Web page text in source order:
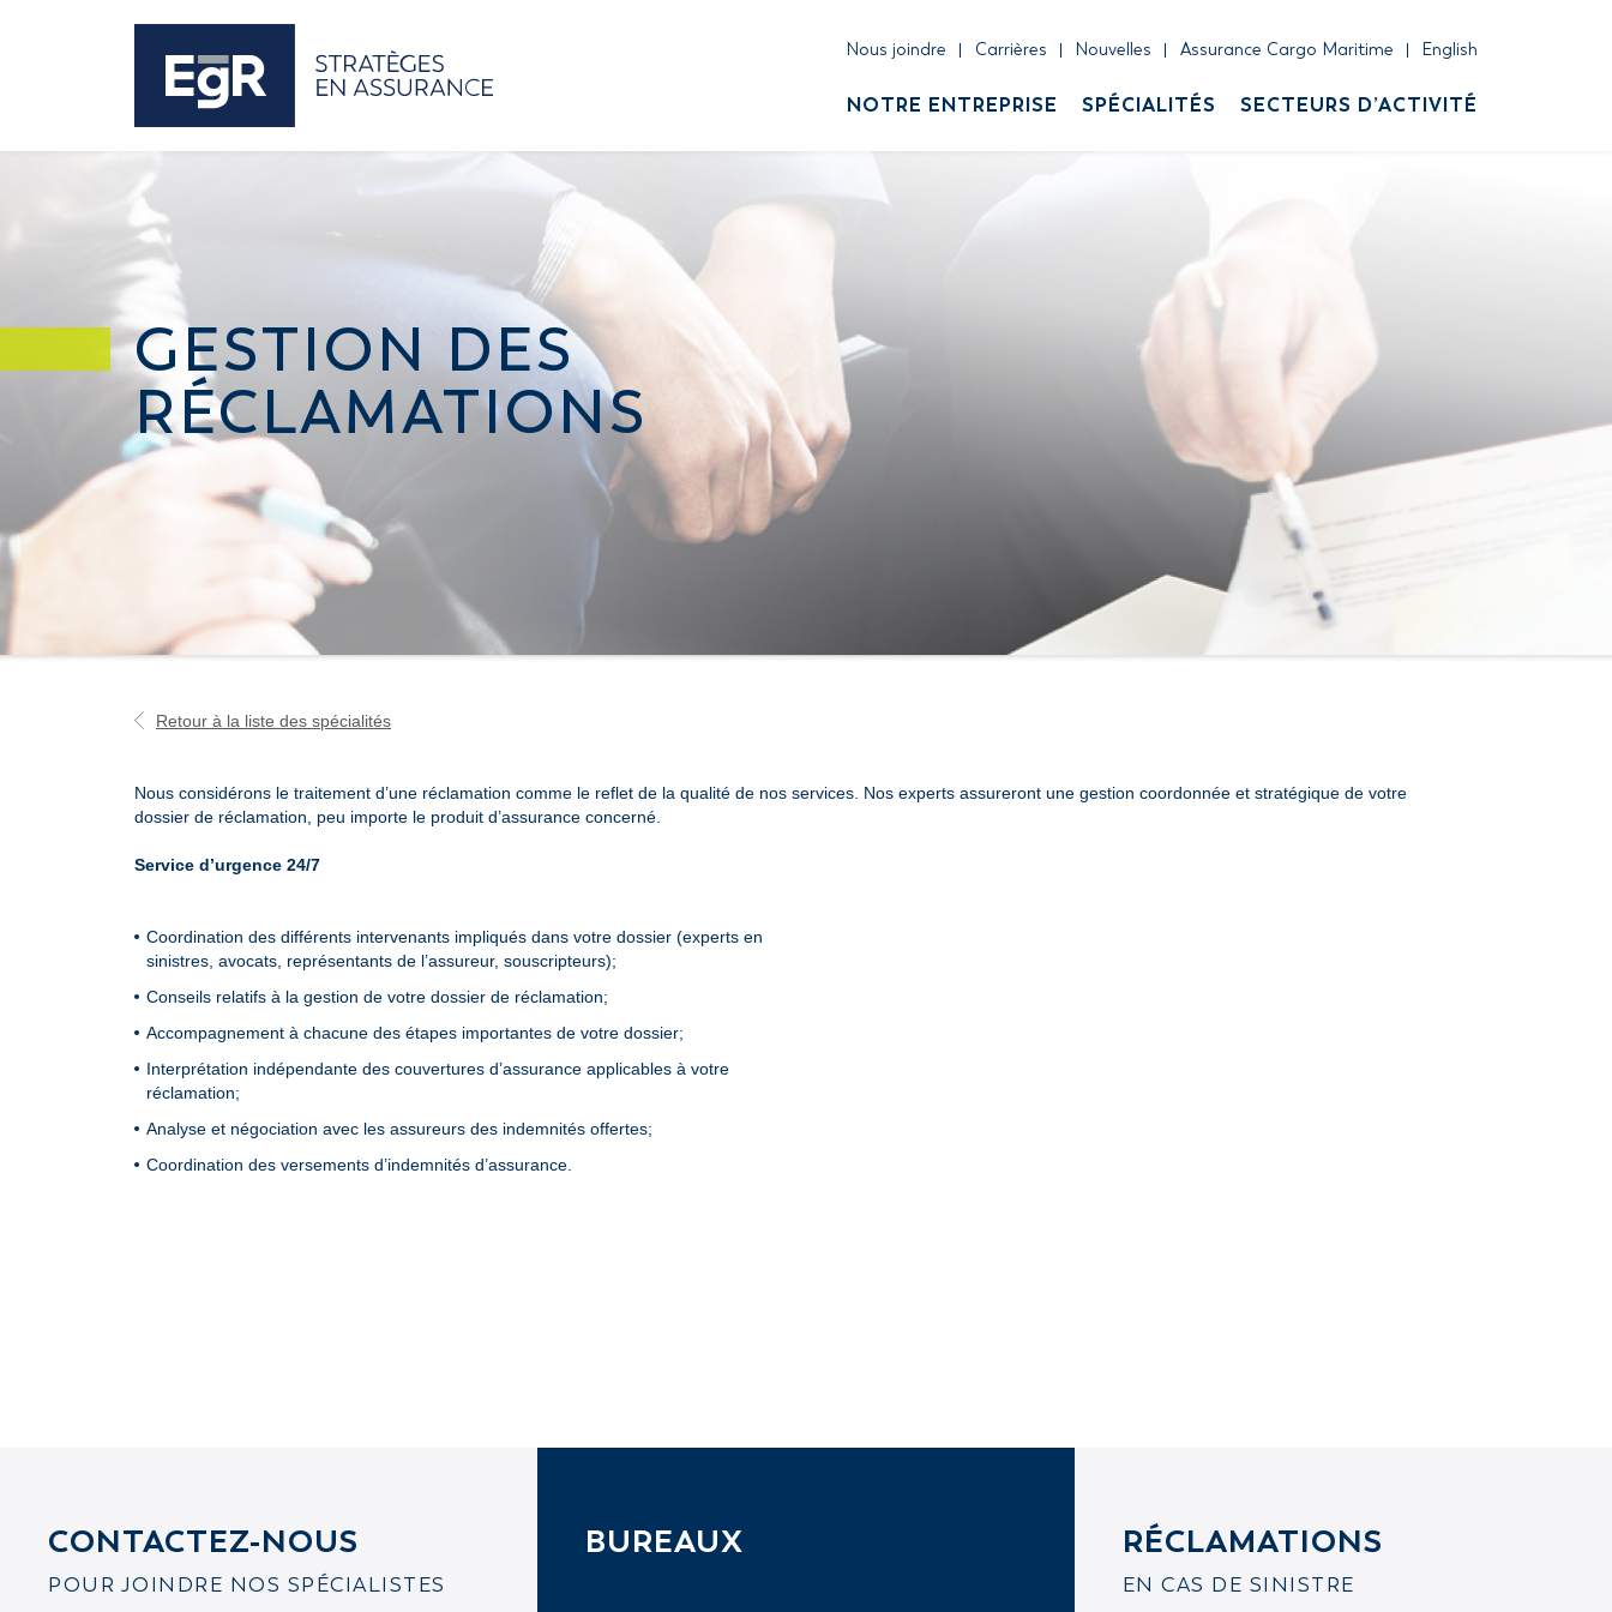
NOTRE ENTREPRISE SPÉCIALITÉS SECTEURS D’ACTIVITÉ
Nous joindre Carrières Nouvelles Assurance Cargo Maritime English
GESTION DES
RÉCLAMATIONS
Retour à la liste des spécialités
Nous considérons le traitement d’une réclamation comme le reflet de la qualité de nos services. Nos experts assureront une gestion coordonnée et stratégique de votre
dossier de réclamation, peu importe le produit d’assurance concerné.
Service d’urgence 24/7
Coordination des différents intervenants impliqués dans votre dossier (experts en
sinistres, avocats, représentants de l’assureur, souscripteurs);
Conseils relatifs à la gestion de votre dossier de réclamation;
Accompagnement à chacune des étapes importantes de votre dossier;
Interprétation indépendante des couvertures d’assurance applicables à votre
réclamation;
Analyse et négociation avec les assureurs des indemnités offertes;
Coordination des versements d’indemnités d’assurance.
CONTACTEZ-NOUS
POUR JOINDRE NOS SPÉCIALISTES
BUREAUX RÉCLAMATIONS
EN CAS DE SINISTRE